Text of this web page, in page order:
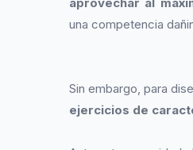
una competencia
Sin embargo, para
ejercicios de